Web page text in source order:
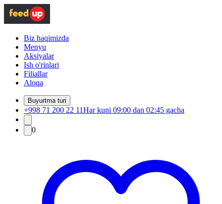
Biz haqimizda
Menyu
Aksiyalar
Ish o'rinlari
Filiallar
Aloqa
Buyurtma turi
+998 71 200 22 11Har kuni 09:00 dan 02:45 gacha
0